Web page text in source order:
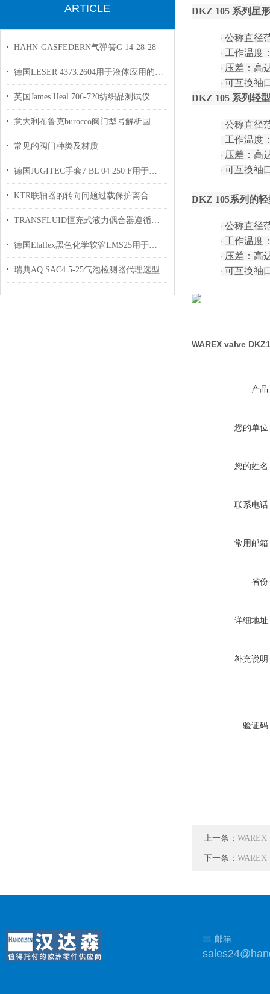
ARTICLE
HAHN-GASFEDERN气弹簧G 14-28-28
德国LESER 4373.2604用于液体应用的安全阀液化天然气和液化石油气行业
英国James Heal 706-720纺织品测试仪现货工厂授权经销商
意大利布鲁克burocco阀门型号解析国内现货
常见的阀门种类及材质
德国JUGITEC手套7 BL 04 250 F用于化学无菌车间使用
KTR联轴器的转向问题过载保护离合时间
TRANSFLUID恒充式液力偶合器遵循所有离心机的定律：
德国Elaflex黑色化学软管LMS25用于输送化学和矿物油产品现货
瑞典AQ SAC4.5-25气泡检测器代理选型
DKZ 105 系列星
· 公称直径
· 工作温度
· 压差：高
· 可互换袖
DKZ 105 系列轻
· 公称直径
· 工作温度
· 压差：高
· 可互换袖
DKZ 105系列的
· 公称直径
· 工作温度
· 压差：高
· 可互换袖
WAREX valve
产品
您的单位
您的姓名
联系电话
常用邮箱
省份
详细地址
补充说明
验证码
上一条： WAREX
下一条： WAREX
邮箱